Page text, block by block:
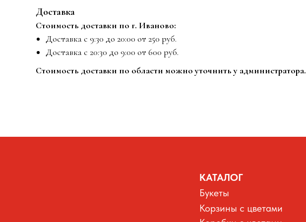
Доставка
Стоимость доставки по г. Иваново:
Доставка с 9:30 до 20:00 от 250 руб.
Доставка с 20:30 до 9:00 от 600 руб.
Стоимость доставки по области можно уточнить у администратора.
КАТАЛОГ
Букеты
Корзины с цветами